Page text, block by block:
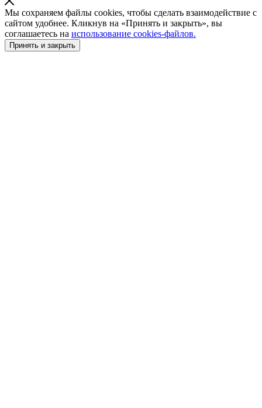
Мы сохраняем файлы cookies, чтобы сделать взаимодействие с
сайтом удобнее. Кликнув на «Принять и закрыть», вы
соглашаетесь на использование cookies-файлов.
Принять и закрыть